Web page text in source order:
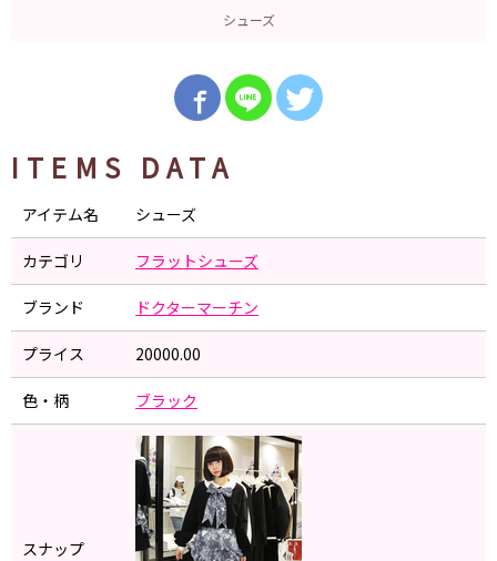
シューズ
ITEMS DATA
アイテム名 シューズ
カテゴリ フラットシューズ
ブランド ドクターマーチン
プライス 20000.00
色・柄 ブラック
スナップ